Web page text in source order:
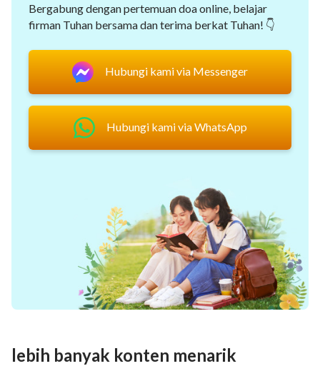
Bergabung dengan pertemuan doa online, belajar
firman Tuhan bersama dan terima berkat Tuhan! 👇
Hubungi kami via Messenger
Hubungi kami via WhatsApp
lebih banyak konten menarik